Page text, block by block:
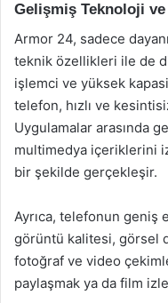
Gelişmiş Teknoloji
Armor 24, sadece
teknik özellikleri ile de
işlemci ve yüksek
telefon, hızlı ve
Uygulamalar arasında
multimedya içeriklerini
bir şekilde gerçekleşir.
Ayrıca, telefonun geniş
görüntü kalitesi, görsel
fotoğraf ve video
paylaşmak ya da film